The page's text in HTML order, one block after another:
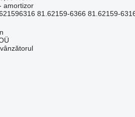
amortizor
81.62159-6366 81.62159-